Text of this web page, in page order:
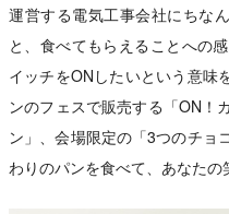
運営する電気工事会社にちな
と、食べてもらえることへの
イッチをONしたいという意味
ンのフェスで販売する「ON！
ン」、会場限定の「3つのチョ
わりのパンを食べて、あなたの